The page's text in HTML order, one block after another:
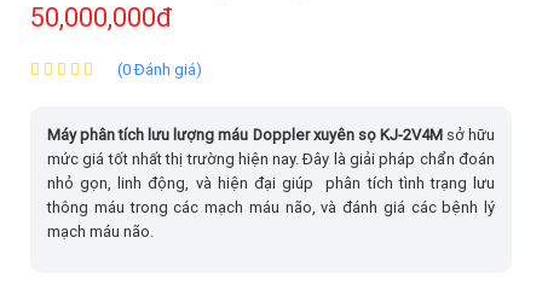
50,000,000đ
(0 Đánh giá)
Máy phân tích lưu lượng máu Doppler xuyên sọ KJ-2V4M sở hữu
mức giá tốt nhất thị trường hiện nay. Đây là giải pháp chẩn đoán
nhỏ gọn, linh động, và hiện đại giúp phân tích tình trạng lưu
thông máu trong các mạch máu não, và đánh giá các bệnh lý
mạch máu não.